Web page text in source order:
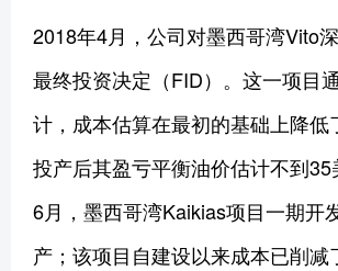
2018年4月，公司对墨西哥湾Vito
最终投资决定（FID）。这一项目
计，成本估算在最初的基础上降低
投产后其盈亏平衡油价估计不到
6月，墨西哥湾Kaikias项目一期开
产；该项目自建设以来成本已削减